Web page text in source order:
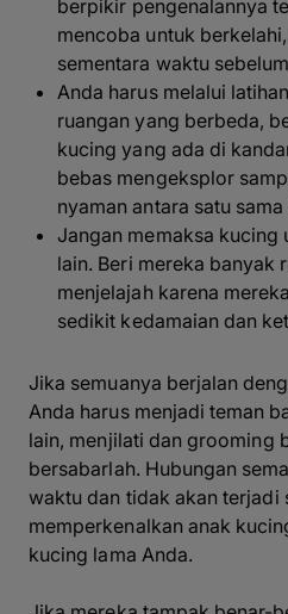
berpikir pengenalannya
mencoba untuk
sementara waktu
Anda harus melalui
ruangan yang berbeda,
kucing yang ada di
bebas mengeksplor
nyaman antara satu sama
Jangan memaksa kucing
lain. Beri mereka banyak
menjelajah karena
sedikit kedamaian dan
Jika semuanya berjalan
Anda harus menjadi teman
lain, menjilati dan grooming
bersabarlah. Hubungan
waktu dan tidak akan terjadi
memperkenalkan anak
kucing lama Anda.